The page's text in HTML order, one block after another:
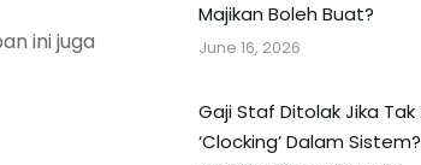
ini juga
Majikan Boleh Buat?
June 16, 2026
Gaji Staf Ditolak Jika Tak
‘Clocking’ Dalam Sistem?